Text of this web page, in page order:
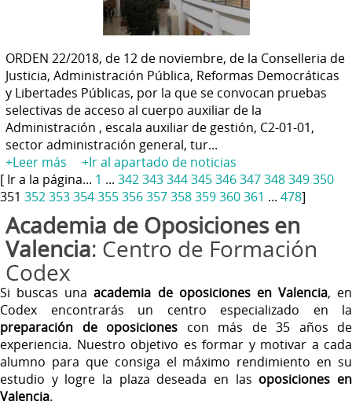
ORDEN 22/2018, de 12 de noviembre, de la Conselleria de
Justicia, Administración Pública, Reformas Democráticas
y Libertades Públicas, por la que se convocan pruebas
selectivas de acceso al cuerpo auxiliar de la
Administración , escala auxiliar de gestión, C2-01-01,
sector administración general, tur...
+Leer más
+Ir al apartado de noticias
[ Ir a la página... 1 ... 342343344345346347348349350
351 352353354355356357358359360361 ... 478]
Academia de Oposiciones en
Valencia: Centro de Formación
Codex
Si buscas unaacademia de oposiciones en Valencia, en
Codex encontrarás un centro especializado en la
preparación de oposiciones con más de 35 años de
experiencia. Nuestro objetivo es formar y motivar a cada
alumno para que consiga el máximo rendimiento en su
estudio y logre la plaza deseada en las oposiciones en
Valencia.